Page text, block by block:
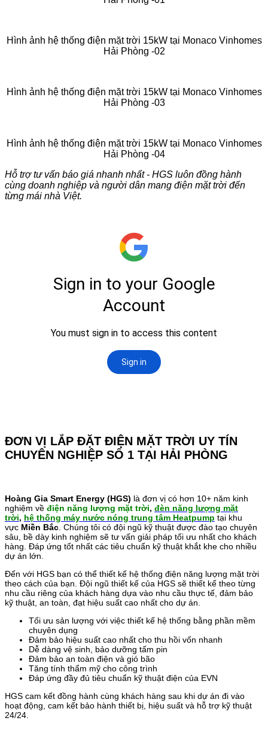
Hình ảnh hệ thống điện mặt trời 15kW tại Monaco Vinhomes
Hải Phòng -02
Hình ảnh hệ thống điện mặt trời 15kW tại Monaco Vinhomes
Hải Phòng -03
Hình ảnh hệ thống điện mặt trời 15kW tại Monaco Vinhomes
Hải Phòng -04
Hỗ trợ tư vấn báo giá nhanh nhất - HGS luôn đồng hành
cùng doanh nghiệp và người dân mang điện mặt trời đến
từng mái nhà Việt.
ĐƠN VỊ LẮP ĐẶT ĐIỆN MẶT TRỜI UY TÍN
CHUYÊN NGHIỆP SỐ 1 TẠI HẢI PHÒNG
Hoàng Gia Smart Energy (HGS) là đơn vị có hơn 10+ năm kinh
nghiệm về điện năng lượng mặt trời, đèn năng lượng mặt
trời, hệ thống máy nước nóng trung tâm Heatpump tại khu
vực Miền Bắc . Chúng tôi có đội ngũ kỹ thuật được đào tạo chuyên
sâu, bề dày kinh nghiệm sẽ tư vấn giải pháp tối ưu nhất cho khách
hàng. Đáp ứng tốt nhất các tiêu chuẩn kỹ thuật khắt khe cho nhiều
dự án lớn.
Đến với HGS bạn có thể thiết kế hệ thống điện năng lượng mặt trời
theo cách của bạn. Đội ngũ thiết kế của HGS sẽ thiết kế theo từng
nhu cầu riêng của khách hàng dựa vào nhu cầu thực tế, đảm bảo
kỹ thuật, an toàn, đạt hiệu suất cao nhất cho dự án.
Tối ưu sản lượng với việc thiết kế hệ thống bằng phần mềm
chuyên dụng
Đảm bảo hiệu suất cao nhất cho thu hồi vốn nhanh
Dễ dàng vệ sinh, bảo dưỡng tấm pin
Đảm bảo an toàn điện và gió bão
Tăng tính thẩm mỹ cho công trình
Đáp ứng đầy đủ tiêu chuẩn kỹ thuật điện của EVN
HGS cam kết đồng hành cùng khách hàng sau khi dự án đi vào
hoạt động, cam kết bảo hành thiết bị, hiệu suất và hỗ trợ kỹ thuật
24/24.